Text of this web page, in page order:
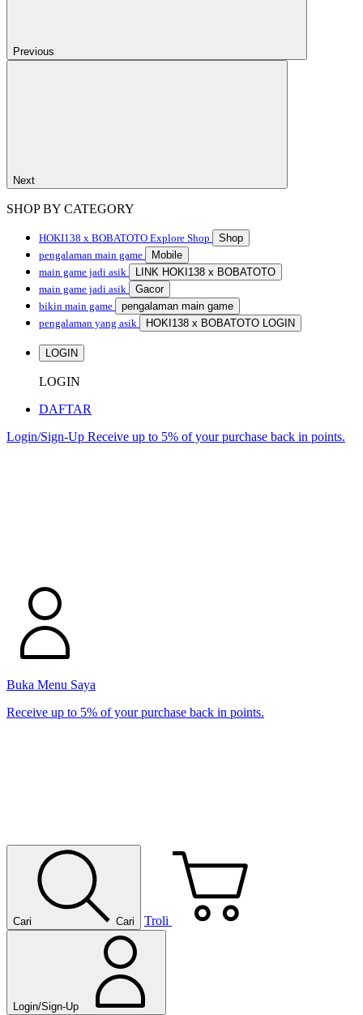
Previous
Next
SHOP BY CATEGORY
HOKI138 x BOBATOTO Explore Shop
Shop
pengalaman main game
Mobile
main game jadi asik
LINK HOKI138 x BOBATOTO
main game jadi asik
Gacor
bikin main game
pengalaman main game
pengalaman yang asik
HOKI138 x BOBATOTO LOGIN
LOGIN
LOGIN
DAFTAR
Login/Sign-Up Receive up to 5% of your purchase back in points.
Buka Menu Saya
Receive up to 5% of your purchase back in points.
Cari Cari Troli
Login/Sign-Up